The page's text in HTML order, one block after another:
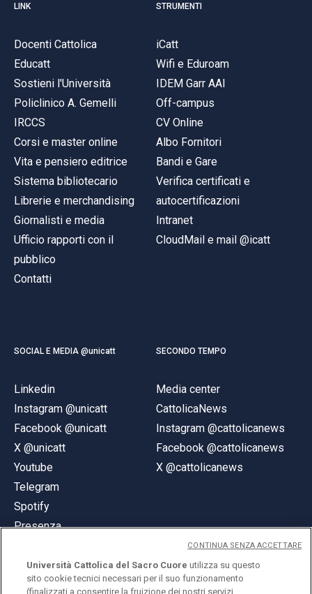
LINK
Docenti Cattolica
Educatt
Sostieni l'Università
Policlinico A. Gemelli
IRCCS
Corsi e master online
Vita e pensiero editrice
Sistema bibliotecario
Librerie e merchandising
Giornalisti e media
Ufficio rapporti con il
pubblico
Contatti
STRUMENTI
iCatt
Wifi e Eduroam
IDEM Garr AAI
Off-campus
CV Online
Albo Fornitori
Bandi e Gare
Verifica certificati e
autocertificazioni
Intranet
CloudMail e mail @icatt
SOCIAL E MEDIA @unicatt
Linkedin
Instagram @unicatt
Facebook @unicatt
X @unicatt
Youtube
Telegram
Spotify
Presenza
SECONDO TEMPO
Media center
CattolicaNews
Instagram @cattolicanews
Facebook @cattolicanews
X @cattolicanews
Università Cattolica del Sacro Cuore utilizza su questo
sito cookie tecnici necessari per il suo funzionamento
(finalizzati a consentire la fruizione dei nostri servizi,
CONTINUA SENZA ACCETTARE